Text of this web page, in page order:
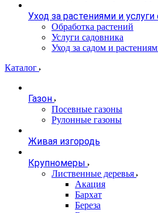
Уход за растениями и
Обработка растений
Услуги садовника
Уход за садом и
Каталог
Газон
Посевные газоны
Рулонные газоны
Живая изгородь
Крупномеры
Лиственные деревья
Акация
Бархат
Береза